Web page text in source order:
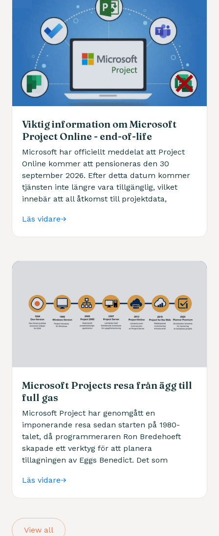
Viktig information om Microsoft
Project Online - end-of-life
Microsoft har officiellt meddelat att Project
Online kommer att pensioneras den 30
september 2026. Efter detta datum kommer
tjänsten inte längre vara tillgänglig, vilket
innebär att all åtkomst till projektdata,
Läs vidare
Microsoft Projects resa från ägg till
full gas
Microsoft Project har genomgått en
imponerande resa sedan starten på 1980-
talet, då programmeraren Ron Bredehoeft
skapade ett verktyg för att planera
tillagningen av Eggs Benedict. Det som
kraftfullt projektledningsverktyg som
dagens molnbaserade lösningar har Project
vuxit från ett enkelt planeringsverktyg till en
Läs vidare
View all